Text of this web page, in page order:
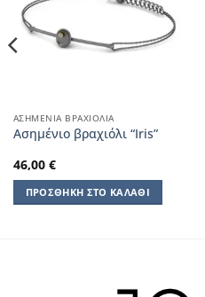
ΑΣΗΜΈΝΙΑ ΒΡΑΧΙΌΛΙΑ
Aσημένιο βραχιόλι “Iris”
46,00 €
ΠΡΟΣΘΉΚΗ ΣΤΟ ΚΑΛΆΘΙ